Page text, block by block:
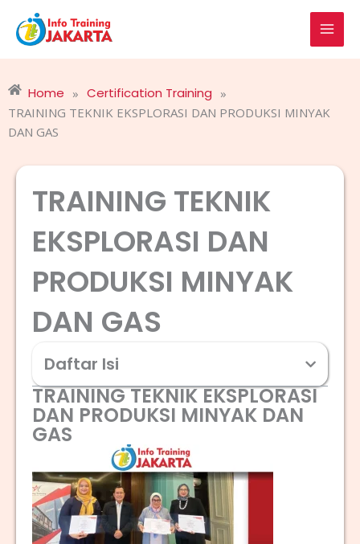
content
Home » Certification Training »
TRAINING TEKNIK EKSPLORASI DAN PRODUKSI MINYAK
DAN GAS
TRAINING TEKNIK
EKSPLORASI DAN
PRODUKSI MINYAK
DAN GAS
Daftar Isi
TRAINING TEKNIK EKSPLORASI
DAN PRODUKSI MINYAK DAN
GAS